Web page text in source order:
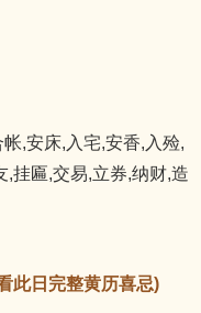
,安床,入宅,安香,入殓,
,挂匾,交易,立券,纳财,造
此日完整黄历喜忌)